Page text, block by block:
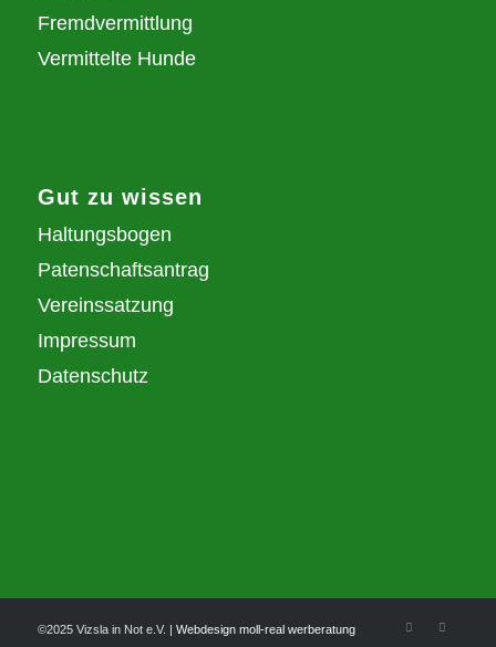
Fremdvermittlung
Vermittelte Hunde
Gut zu wissen
Haltungsbogen
Patenschaftsantrag
Vereinssatzung
Impressum
Datenschutz
©2025 Vizsla in Not e.V. | Webdesign moll-real werberatung